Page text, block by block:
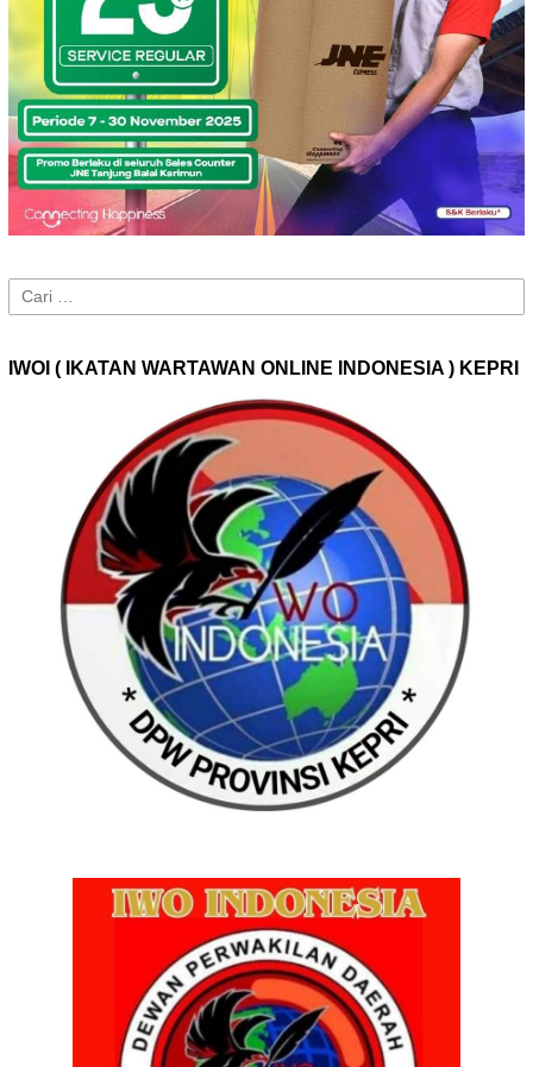
Cari
untuk:
IWOI ( IKATAN WARTAWAN ONLINE INDONESIA ) KEPRI